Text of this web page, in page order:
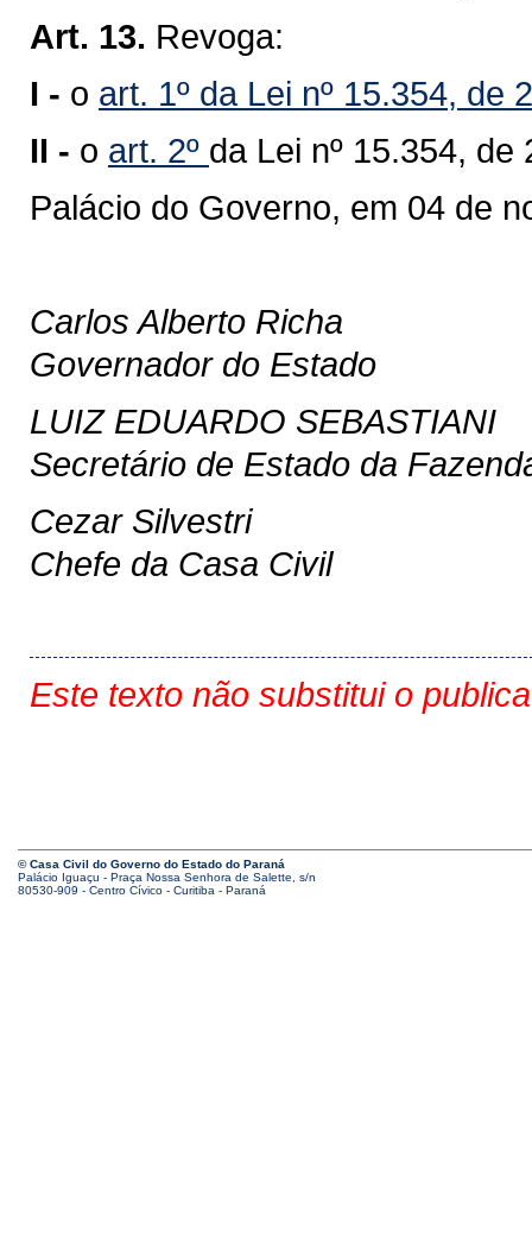
Art. 13. Revoga:
I - o art. 1º da Lei nº 15.354, de
II - o art. 2º da Lei nº 15.354,
Palácio do Governo, em 04 de
Carlos Alberto Richa
Governador do Estado
LUIZ EDUARDO SEBASTIANI
Secretário de Estado da
Cezar Silvestri
Chefe da Casa Civil
Este texto não substitui o
© Casa Civil do Governo do Estado do Paraná
Palácio Iguaçu - Praça Nossa Senhora de Salette, s/n
80530-909 - Centro Cívico - Curitiba - Paraná